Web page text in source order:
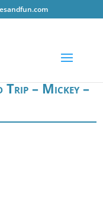
Trip – Mickey –